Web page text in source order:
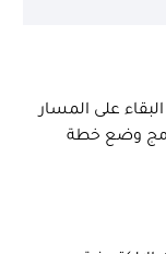
على المسار
وضع خطة